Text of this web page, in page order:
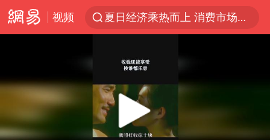
视频
夏日经济乘热而上 消费市场向新而行
全球最大级别运输船通过长江大桥